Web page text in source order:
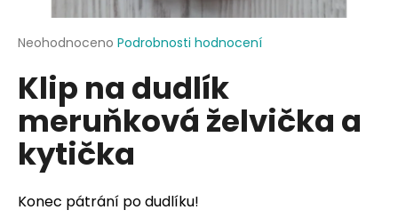
Průměrné
produktu
je
5
hvězdiček.
Neohodnoceno Podrobnosti hodnocení
Klip na dudlík
meruňková želvička a
kytička
Konec pátrání po dudlíku!
j
t
?
HLEDAT